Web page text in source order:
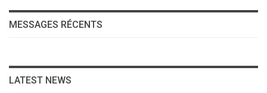
MESSAGES RÉCENTS
LATEST NEWS